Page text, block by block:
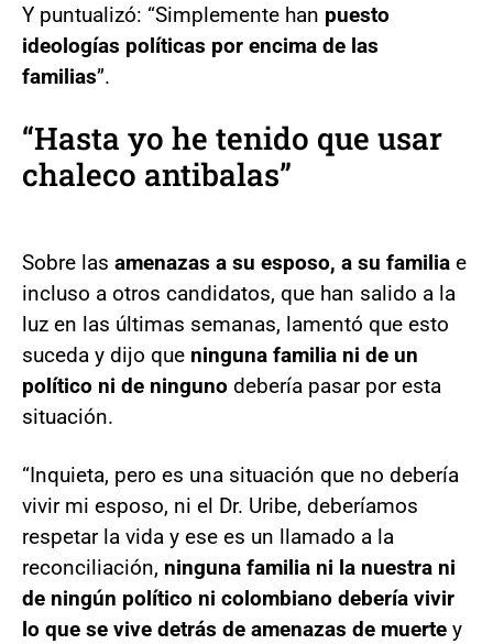
Y puntualizó: “Simplemente han puesto
ideologías políticas por encima de las
familias”.
“Hasta yo he tenido que usar
chaleco antibalas”
Sobre las amenazas a su esposo, a su familia e
incluso a otros candidatos, que han salido a la
luz en las últimas semanas, lamentó que esto
suceda y dijo que ninguna familia ni de un
político ni de ninguno debería pasar por esta
situación.
“Inquieta, pero es una situación que no debería
vivir mi esposo, ni el Dr. Uribe, deberíamos
respetar la vida y ese es un llamado a la
reconciliación, ninguna familia ni la nuestra ni
de ningún político ni colombiano debería vivir
lo que se vive detrás de amenazas de muerte y